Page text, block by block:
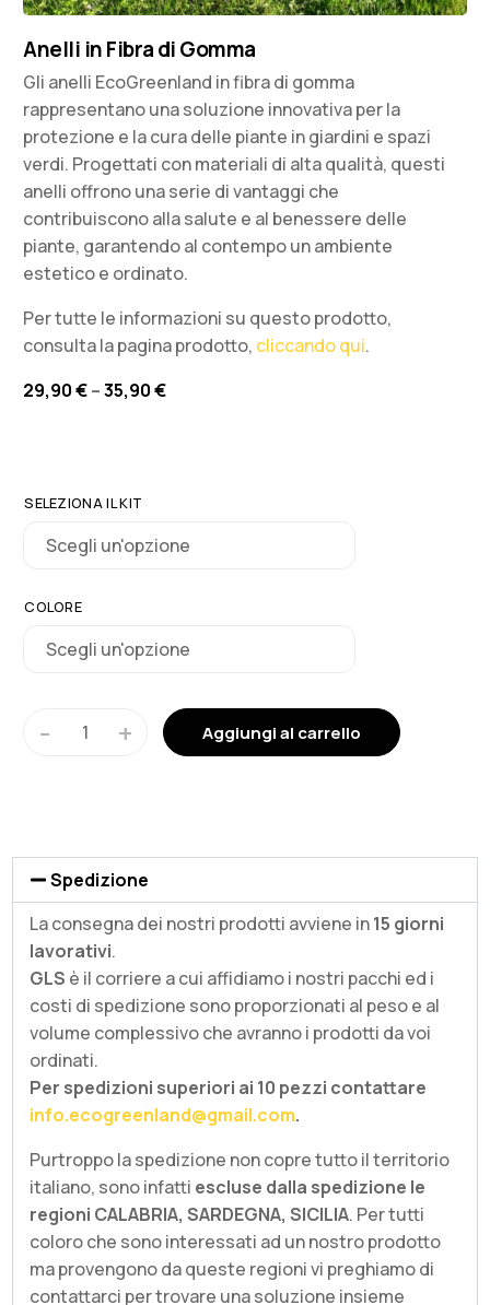
Anelli in Fibra di Gomma
Gli anelli EcoGreenland in fibra di gomma
rappresentano una soluzione innovativa per la
protezione e la cura delle piante in giardini e spazi
verdi. Progettati con materiali di alta qualità, questi
anelli offrono una serie di vantaggi che
contribuiscono alla salute e al benessere delle
piante, garantendo al contempo un ambiente
estetico e ordinato.
Per tutte le informazioni su questo prodotto,
consulta la pagina prodotto, cliccando qui.
29,90€–35,90€
SELEZIONA IL KIT
COLORE
+
- Aggiungi al carrello
Spedizione
La consegna dei nostri prodotti avviene in15 giorni
lavorativi.
GLS è il corriere a cui affidiamo i nostri pacchi ed i
costi di spedizione sono proporzionati al peso e al
volume complessivo che avranno i prodotti da voi
ordinati.
Per spedizioni superiori ai 10 pezzi contattare
info.ecogreenland@gmail.com.
Purtroppo la spedizione non copre tutto il territorio
italiano, sono infatti escluse dalla spedizione le
regioni CALABRIA, SARDEGNA, SICILIA. Per tutti
coloro che sono interessati ad un nostro prodotto
ma provengono da queste regioni vi preghiamo di
contattarci per trovare una soluzione insieme